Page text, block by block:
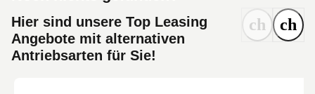
Hier sind unsere Top Leasing
Angebote mit alternativen
Antriebsarten für Sie!